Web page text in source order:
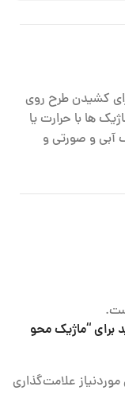
کشیدن طرح روی
ها با حرارت یا
می رود. این ماژیک در 3 رنگ آبی و صورتی و
برای “ماژیک محو
علامت‌گذاری